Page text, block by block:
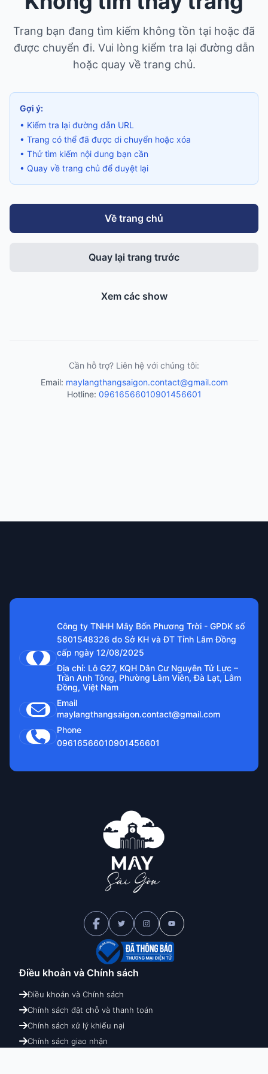
Trang bạn đang tìm kiếm không tồn tại hoặc đã
được chuyển đi. Vui lòng kiểm tra lại đường dẫn
hoặc quay về trang chủ.
Gợi ý:
• Kiểm tra lại đường dẫn URL
• Trang có thể đã được di chuyển hoặc xóa
• Thử tìm kiếm nội dung bạn cần
• Quay về trang chủ để duyệt lại
Về trang chủ
Quay lại trang trước
Xem các show
Cần hỗ trợ? Liên hệ với chúng tôi:
Email: maylangthangsaigon.contact@gmail.com
Hotline: 09616566010901456601
Công ty TNHH Mây Bốn Phương Trời - GPDK số
5801548326 do Sở KH và ĐT Tỉnh Lâm Đồng
cấp ngày 12/08/2025
Địa chỉ: Lô G27, KQH Dân Cư Nguyên Tử Lực –
Trần Anh Tông, Phường Lâm Viên, Đà Lạt, Lâm
Đồng, Việt Nam
Email
maylangthangsaigon.contact@gmail.com
Phone
09616566010901456601
Điều khoản và Chính sách
Điều khoản và Chính sách
Chính sách đặt chỗ và thanh toán
Chính sách xử lý khiếu nại
Chính sách giao nhận